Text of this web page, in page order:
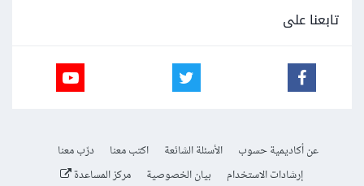
تابعنا على
عن أكاديمية حسوب الأسئلة الشائعة اكتب معنا
درّب معنا
إرشادات الاستخدام
بيان الخصوصية مركز المساعدة